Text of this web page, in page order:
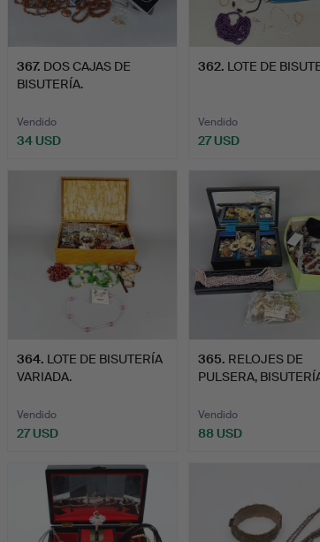
367. DOS CAJAS DE
BISUTERÍA.
Vendido
34 USD
362. LOTE DE
Vendido
27 USD
364. LOTE DE BISUTERÍA
VARIADA.
Vendido
27 USD
365. RELOJES DE
PULSERA,
Vendido
88 USD